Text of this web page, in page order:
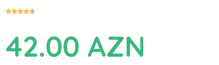
42.00 AZN